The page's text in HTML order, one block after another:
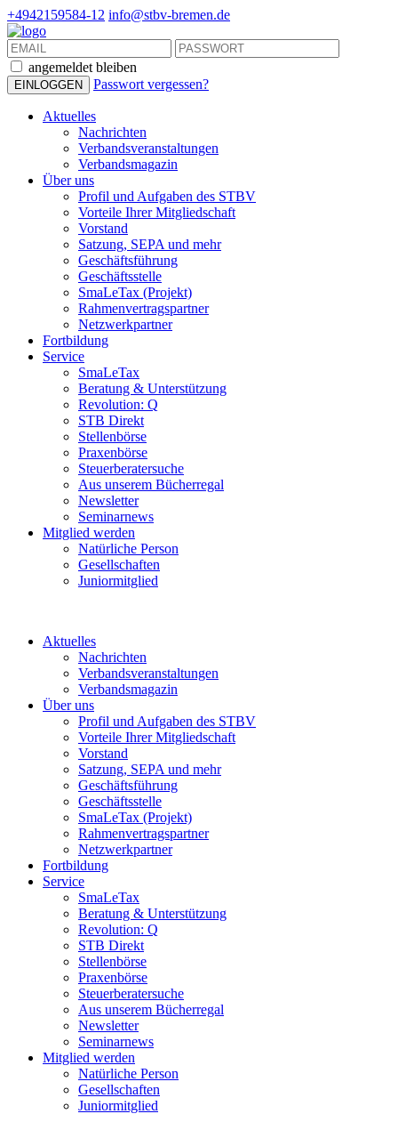
+4942159584-12 info@stbv-bremen.de
angemeldet bleiben
Passwort vergessen?
Aktuelles
Nachrichten
Verbandsveranstaltungen
Verbandsmagazin
Über uns
Profil und Aufgaben des STBV
Vorteile Ihrer Mitgliedschaft
Vorstand
Satzung, SEPA und mehr
Geschäftsführung
Geschäftsstelle
SmaLeTax (Projekt)
Rahmenvertragspartner
Netzwerkpartner
Fortbildung
Service
SmaLeTax
Beratung & Unterstützung
Revolution: Q
STB Direkt
Stellenbörse
Praxenbörse
Steuerberatersuche
Aus unserem Bücherregal
Newsletter
Seminarnews
Mitglied werden
Natürliche Person
Gesellschaften
Juniormitglied
Aktuelles
Nachrichten
Verbandsveranstaltungen
Verbandsmagazin
Über uns
Profil und Aufgaben des STBV
Vorteile Ihrer Mitgliedschaft
Vorstand
Satzung, SEPA und mehr
Geschäftsführung
Geschäftsstelle
SmaLeTax (Projekt)
Rahmenvertragspartner
Netzwerkpartner
Fortbildung
Service
SmaLeTax
Beratung & Unterstützung
Revolution: Q
STB Direkt
Stellenbörse
Praxenbörse
Steuerberatersuche
Aus unserem Bücherregal
Newsletter
Seminarnews
Mitglied werden
Natürliche Person
Gesellschaften
Juniormitglied